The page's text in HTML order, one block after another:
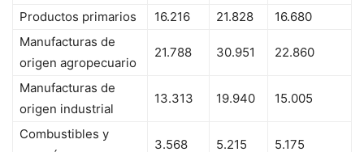
Productos primarios
16.216 21.828
16.680
Manufacturas de
origen agropecuario
21.788 30.951 22.860
Manufacturas de
origen industrial
13.313 19.940 15.005
Combustibles y
3.568 5.215 5.175